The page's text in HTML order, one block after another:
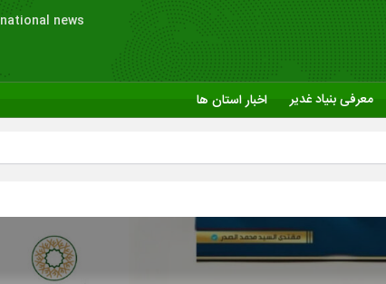
national news
معرفی بنیاد غدیر اخبار استان ها